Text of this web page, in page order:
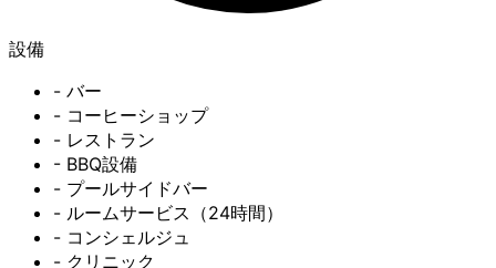
設備
- バー
- コーヒーショップ
- レストラン
- BBQ設備
- プールサイドバー
- ルームサービス（24時間）
- コンシェルジュ
- クリニック